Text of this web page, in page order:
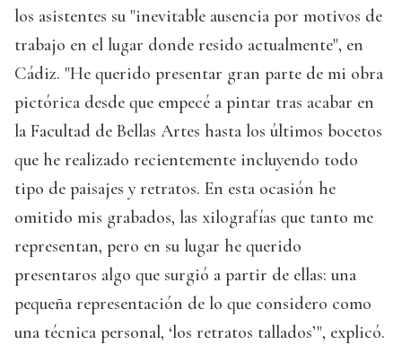
los asistentes su "inevitable ausencia por motivos de
trabajo en el lugar donde resido actualmente", en
Cádiz. "He querido presentar gran parte de mi obra
pictórica desde que empecé a pintar tras acabar en
la Facultad de Bellas Artes hasta los últimos bocetos
que he realizado recientemente incluyendo todo
tipo de paisajes y retratos. En esta ocasión he
omitido mis grabados, las xilografías que tanto me
representan, pero en su lugar he querido
presentaros algo que surgió a partir de ellas: una
pequeña representación de lo que considero como
una técnica personal, ‘los retratos tallados’", explicó.